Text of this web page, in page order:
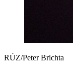
RÚZ/Peter Brichta